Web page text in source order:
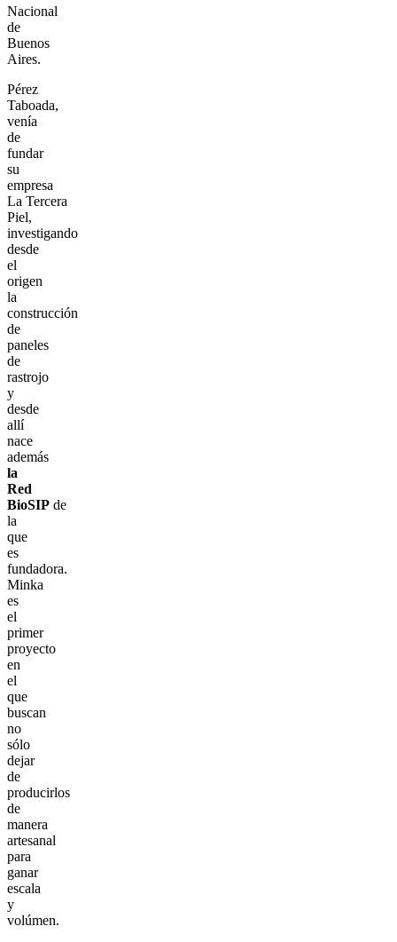
Nacional
de
Buenos
Aires.
Pérez
Taboada,
venía
de
fundar
su
empresa
La Tercera
Piel,
investigando
desde
el
origen
la
construcción
de
paneles
de
rastrojo
y
desde
allí
nace
además
la
Red
BioSIP de
la
que
es
fundadora.
Minka
es
el
primer
proyecto
en
el
que
buscan
no
sólo
dejar
de
producirlos
de
manera
artesanal
para
ganar
escala
y
volúmen.